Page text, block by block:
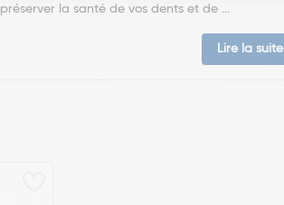
préserver la santé de vos dents et de ...
Lire la suite